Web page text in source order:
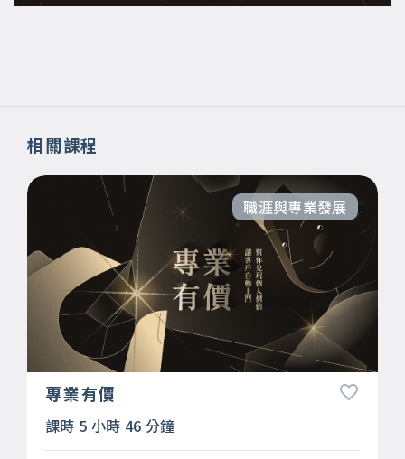
相關課程
職涯與專業發展
專業有價
課時 5 小時 46 分鐘